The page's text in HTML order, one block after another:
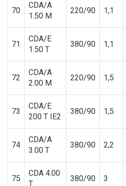
70
CDA/A
1.50 M
220/90 1,1
71
CDA/E
1.50 T
380/90 1,1
72
CDA/A
2.00 M
220/90 1,5
73
CDA/E
200 T IE2
380/90 1,5
74
CDA/A
3.00 T
380/90 2,2
75
CDA 4.00
T
380/90 3